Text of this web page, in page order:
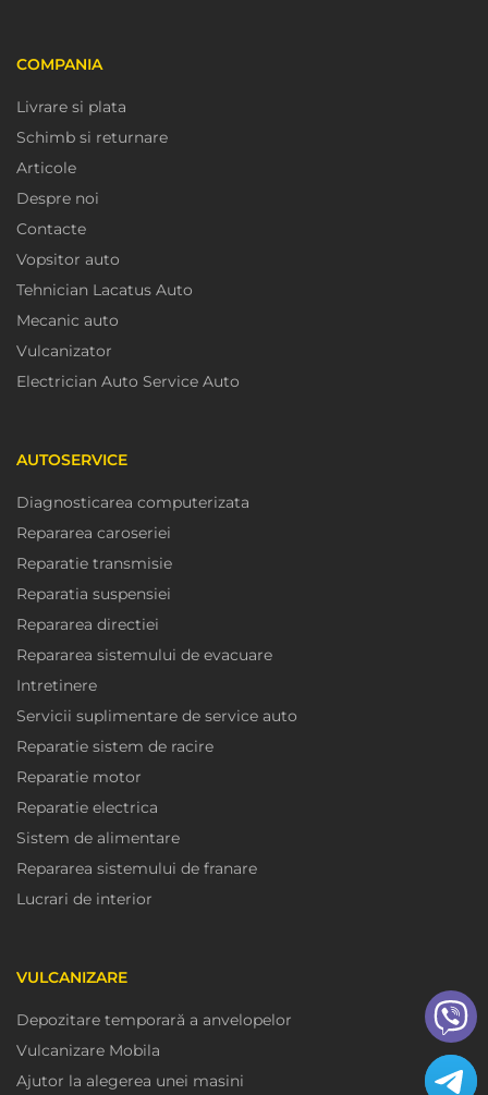
COMPANIA
Livrare si plata
Schimb si returnare
Articole
Despre noi
Contacte
Vopsitor auto
Tehnician Lacatus Auto
Mecanic auto
Vulcanizator
Electrician Auto Service Auto
AUTOSERVICE
Diagnosticarea computerizata
Repararea caroseriei
Reparatie transmisie
Reparatia suspensiei
Repararea directiei
Repararea sistemului de evacuare
Intretinere
Servicii suplimentare de service auto
Reparatie sistem de racire
Reparatie motor
Reparatie electrica
Sistem de alimentare
Repararea sistemului de franare
Lucrari de interior
VULCANIZARE
Depozitare temporară a anvelopelor
Vulcanizare Mobila
Ajutor la alegerea unei masini